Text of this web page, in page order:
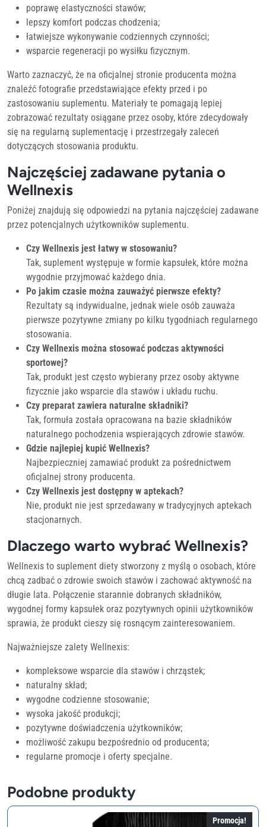
poprawę elastyczności stawów;
lepszy komfort podczas chodzenia;
łatwiejsze wykonywanie codziennych czynności;
wsparcie regeneracji po wysiłku fizycznym.
Warto zaznaczyć, że na oficjalnej stronie producenta można
znaleźć fotografie przedstawiające efekty przed i po
zastosowaniu suplementu. Materiały te pomagają lepiej
zobrazować rezultaty osiągane przez osoby, które zdecydowały
się na regularną suplementację i przestrzegały zaleceń
dotyczących stosowania produktu.
Najczęściej zadawane pytania o
Wellnexis
Poniżej znajdują się odpowiedzi na pytania najczęściej zadawane
przez potencjalnych użytkowników suplementu.
Czy Wellnexis jest łatwy w stosowaniu?
Tak, suplement występuje w formie kapsułek, które można
wygodnie przyjmować każdego dnia.
Po jakim czasie można zauważyć pierwsze efekty?
Rezultaty są indywidualne, jednak wiele osób zauważa
pierwsze pozytywne zmiany po kilku tygodniach regularnego
stosowania.
Czy Wellnexis można stosować podczas aktywności
sportowej?
Tak, produkt jest często wybierany przez osoby aktywne
fizycznie jako wsparcie dla stawów i układu ruchu.
Czy preparat zawiera naturalne składniki?
Tak, formuła została opracowana na bazie składników
naturalnego pochodzenia wspierających zdrowie stawów.
Gdzie najlepiej kupić Wellnexis?
Najbezpieczniej zamawiać produkt za pośrednictwem
oficjalnej strony producenta.
Czy Wellnexis jest dostępny w aptekach?
Nie, produkt nie jest sprzedawany w tradycyjnych aptekach
stacjonarnych.
Dlaczego warto wybrać Wellnexis?
Wellnexis to suplement diety stworzony z myślą o osobach, które
chcą zadbać o zdrowie swoich stawów i zachować aktywność na
długie lata. Połączenie starannie dobranych składników,
wygodnej formy kapsułek oraz pozytywnych opinii użytkowników
sprawia, że produkt cieszy się rosnącym zainteresowaniem.
Najważniejsze zalety Wellnexis:
kompleksowe wsparcie dla stawów i chrząstek;
naturalny skład;
wygodne codzienne stosowanie;
wysoka jakość produkcji;
pozytywne doświadczenia użytkowników;
możliwość zakupu bezpośrednio od producenta;
regularne promocje i oferty specjalne.
Podobne produkty
Promocja!